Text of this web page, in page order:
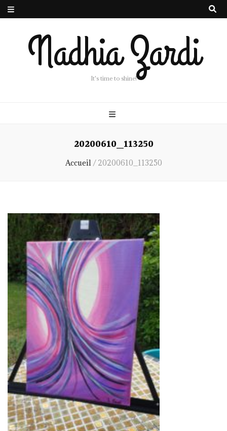
Nadhia Zardi
It's time to shine!
20200610_113250
Accueil / 20200610_113250